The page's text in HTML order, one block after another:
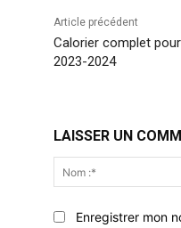
Article précédent
Calorier complet
2023-2024
LAISSER UN
Enregistrer mon